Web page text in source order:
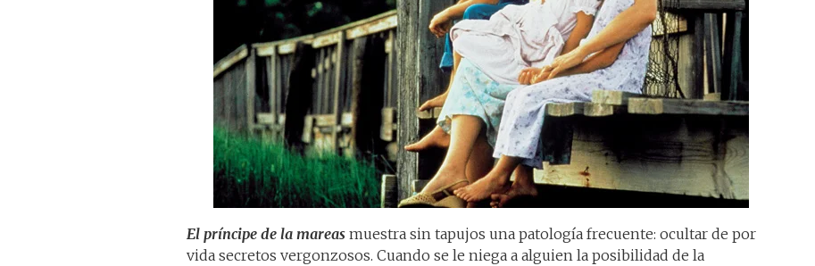
El príncipe de la mareas muestra sin tapujos una patología frecuente: ocultar de por
vida secretos vergonzosos. Cuando se le niega a alguien la posibilidad de la